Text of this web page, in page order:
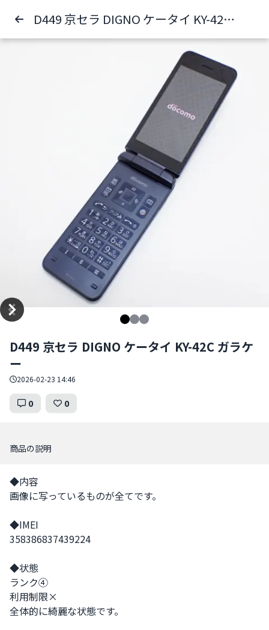
D449 京セラ DIGNO ケータイ KY-42C ガラケー
D449 京セラ DIGNO ケータイ KY-42C ガラケ
ー
2026-02-23 14:46
0 0
商品の説明
◆内容
画像に写っているものが全てです。
◆IMEI
358386837439224
◆状態
ランク④
利用制限×
全体的に綺麗な状態です。